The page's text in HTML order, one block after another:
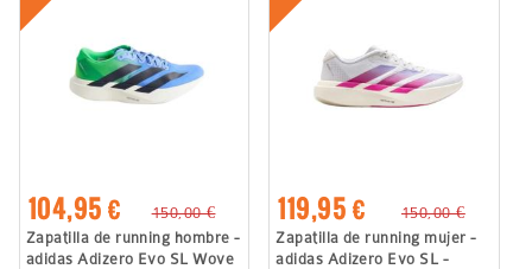
104,95 €
150,00 €
Zapatilla de running hombre -
adidas Adizero Evo SL Wove
119,95 €
150,00 €
Zapatilla de running mujer -
adidas Adizero Evo SL -